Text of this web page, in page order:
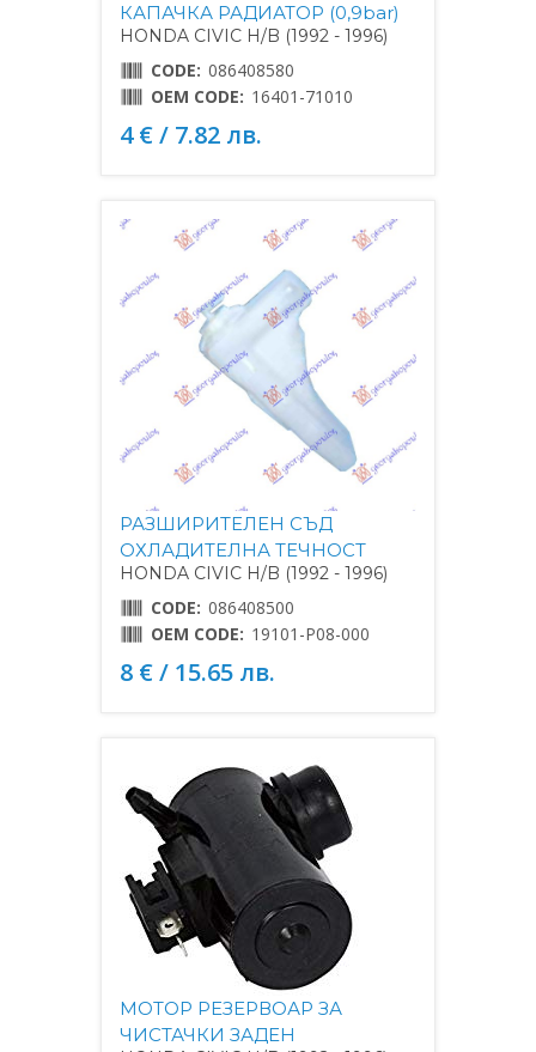
КАПАЧКА РАДИАТОР (0,9bar)
HONDA CIVIC H/B (1992 - 1996)
CODE: 086408580
OEM CODE: 16401-71010
4 € / 7.82 лв.
РАЗШИРИТЕЛЕН СЪД
ОХЛАДИТЕЛНА ТЕЧНОСТ
HONDA CIVIC H/B (1992 - 1996)
CODE: 086408500
OEM CODE: 19101-P08-000
8 € / 15.65 лв.
МОТОР РЕЗЕРВОАР ЗА
ЧИСТАЧКИ ЗАДЕН